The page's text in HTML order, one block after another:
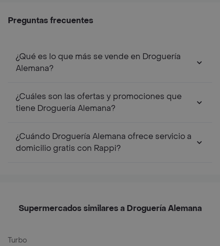
Preguntas frecuentes
¿Qué es lo que más se vende en Droguería
Alemana?
¿Cuáles son las ofertas y promociones que
tiene Droguería Alemana?
¿Cuándo Droguería Alemana ofrece servicio a
domicilio gratis con Rappi?
Supermercados similares a Droguería Alemana
Turbo